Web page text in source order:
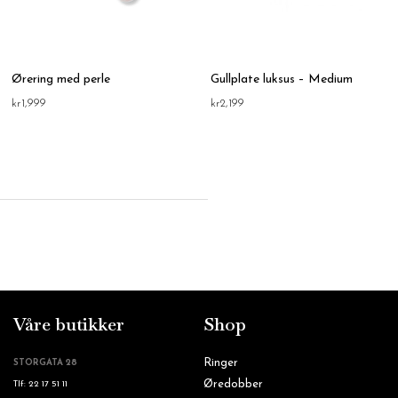
Ørering med perle
kr1,999
Gullplate luksus – Medium
kr2,199
Våre butikker
STORGATA 28
Tlf: 22 17 51 11
Shop
Ringer
Øredobber